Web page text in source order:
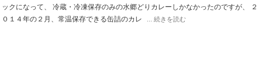
ックになって、 冷蔵・冷凍保存のみの水郷どりカレーしかなかったのですが、 ２
０１４年の２月、常温保存できる缶詰のカレ
... 続きを読む